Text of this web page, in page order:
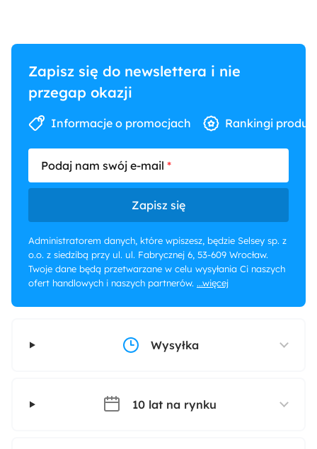
Zapisz się do newslettera i nie
przegap okazji
Informacje o promocjach Rankingi
Podaj nam swój e-mail
Zapisz się
Administratorem danych, które wpiszesz, będzie Selsey sp. z
o.o. z siedzibą przy ul. ul. Fabrycznej 6, 53-609 Wrocław.
Twoje dane będą przetwarzane w celu wysyłania Ci naszych
ofert handlowych i naszych partnerów. ...więcej
Wysyłka
10 lat na rynku